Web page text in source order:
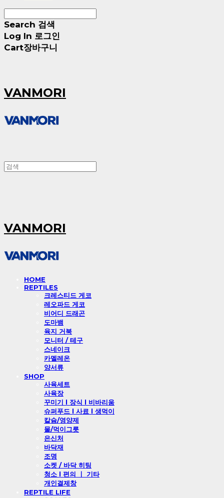
Search 검색
Log In 로그인
Cart장바구니
VANMORI
VANMORI
HOME
REPTILES
크레스티드 게코
레오파드 게코
비어디 드래곤
도마뱀
육지 거북
모니터 / 테구
스네이크
카멜레온
양서류
SHOP
사육세트
사육장
꾸미기 l 장식 l 비바리움
슈퍼푸드 l 사료 l 생먹이
칼슘/영양제
물/먹이그릇
은신처
바닥재
조명
소켓 / 바닥 히팅
청소 l 편의 ㅣ 기타
개인결제창
REPTILE LIFE